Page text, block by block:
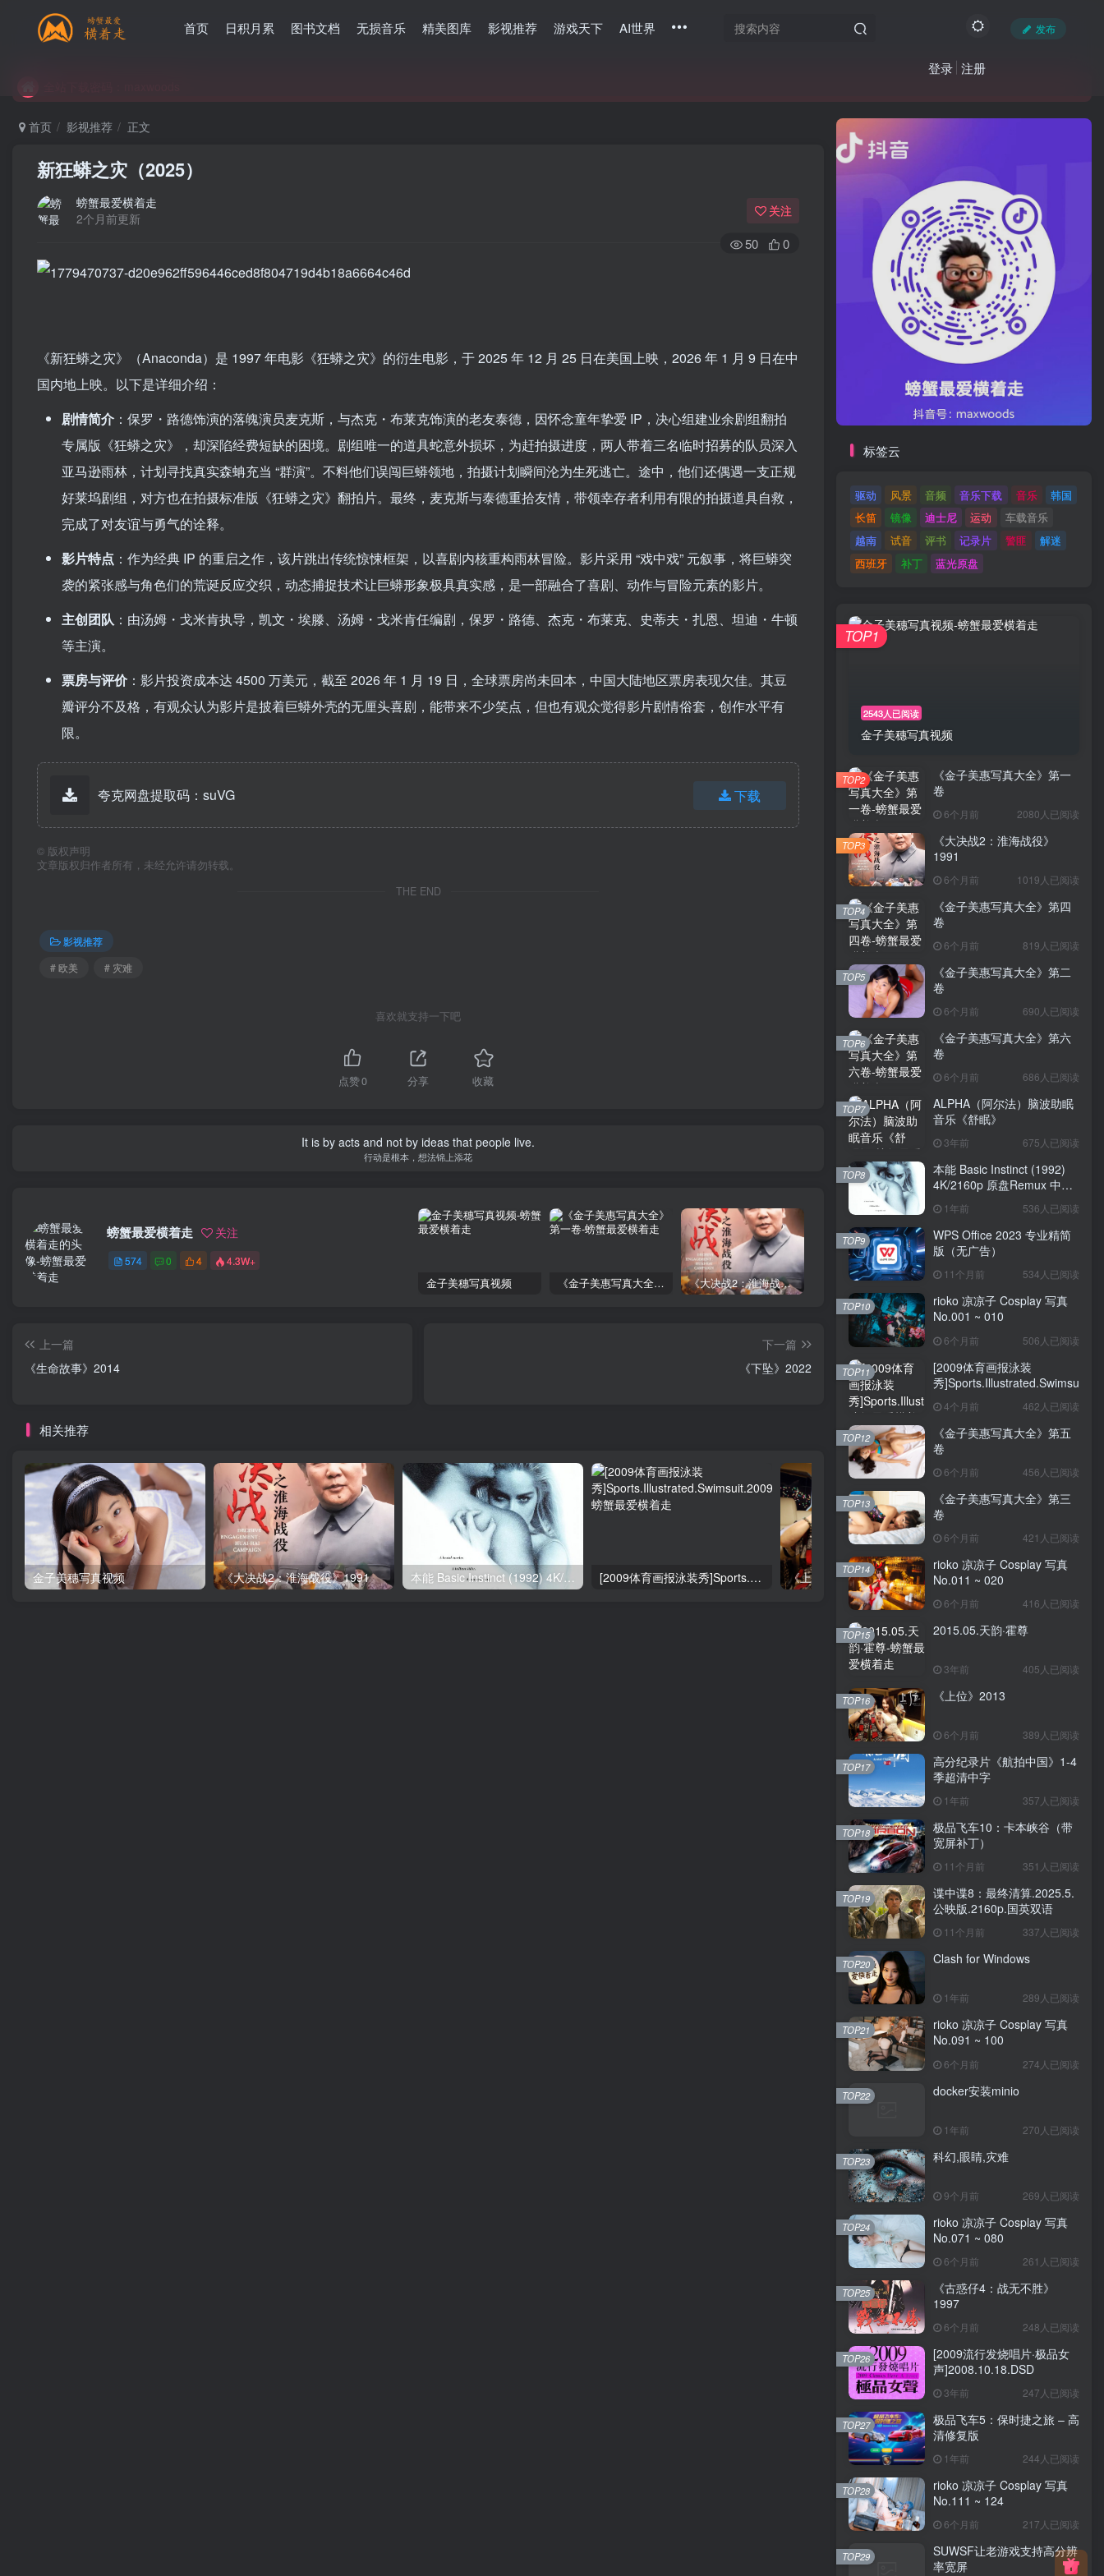
首页 日积月累 图书文档 无损音乐 精美图库 影视推荐 游戏天下 AI世界 发布
登录 注册
全站下载密码：maxwoods
首页 影视推荐 正文
新狂蟒之灾（2025）
螃蟹最爱横着走
2个月前更新
关注
50 0
《新狂蟒之灾》（Anaconda）是 1997 年电影《狂蟒之灾》的衍生电影，于 2025 年 12 月 25 日在美国上映，2026 年 1 月 9 日在中
国内地上映。以下是详细介绍：
剧情简介 ：保罗・路德饰演的落魄演员麦克斯，与杰克・布莱克饰演的老友泰德，因怀念童年挚爱 IP，决心组建业余剧组翻拍
专属版《狂蟒之灾》，却深陷经费短缺的困境。剧组唯一的道具蛇意外损坏，为赶拍摄进度，两人带着三名临时招募的队员深入
亚马逊雨林，计划寻找真实森蚺充当 “群演”。不料他们误闯巨蟒领地，拍摄计划瞬间沦为生死逃亡。途中，他们还偶遇一支正规
好莱坞剧组，对方也在拍摄标准版《狂蟒之灾》翻拍片。最终，麦克斯与泰德重拾友情，带领幸存者利用有限的拍摄道具自救，
完成了对友谊与勇气的诠释。
影片特点 ：作为经典 IP 的重启之作，该片跳出传统惊悚框架，以喜剧内核重构雨林冒险。影片采用 “戏中戏” 元叙事，将巨蟒突
袭的紧张感与角色们的荒诞反应交织，动态捕捉技术让巨蟒形象极具真实感，是一部融合了喜剧、动作与冒险元素的影片。
主创团队 ：由汤姆・戈米肯执导，凯文・埃滕、汤姆・戈米肯任编剧，保罗・路德、杰克・布莱克、史蒂夫・扎恩、坦迪・牛顿
等主演。
票房与评价：影片投资成本达 4500 万美元，截至 2026 年 1 月 19 日，全球票房尚未回本，中国大陆地区票房表现欠佳。其豆
瓣评分不及格，有观众认为影片是披着巨蟒外壳的无厘头喜剧，能带来不少笑点，但也有观众觉得影片剧情俗套，创作水平有
限。
夸克网盘提取码：suVG 下载
© 版权声明
文章版权归作者所有，未经允许请勿转载。
THE END
影视推荐
# 欧美
# 灾难
喜欢就支持一下吧
点赞0 分享 收藏
pencil and a dream can take you anywhere.
拿起笔，写下你的梦想，你的人生就从此刻起航
螃蟹最爱横着走 关注
574 0 4 4.3W+
金子美穗写真视频 《金子美惠写真大全》第一卷 《大决战2：淮海战役》1991 《金子美惠写真大全》第四卷 《金子美惠写真大全》第二卷
上一篇
《生命故事》2014
下一篇
《下坠》2022
相关推荐
金子美穗写真视频 《大决战2：淮海战役》1991 本能 Basic Instinct (1992) 4K/2160p 原盘Remux 中文字幕 [2009体育画报泳装秀]Sports.Illustrated.Swimsuit.2009 《上位》2013
标签云
驱动 风景 音频 音乐下载 音乐
韩国
长笛
镜像 迪士尼 运动
车载音乐
越南
试音 评书 记录片 警匪
解迷
西班牙
补丁 蓝光原盘
2543人已阅读
金子美穗写真视频
TOP1
《金子美惠写真大全》第一
卷
6个月前 2080人已阅读
TOP2
《大决战2：淮海战役》
1991
6个月前 1019人已阅读
TOP3
《金子美惠写真大全》第四
卷
6个月前 819人已阅读
TOP4
《金子美惠写真大全》第二
卷
6个月前 690人已阅读
TOP5
《金子美惠写真大全》第六
卷
6个月前 686人已阅读
TOP6
ALPHA（阿尔法）脑波助眠
音乐《舒眠》
3年前 675人已阅读
TOP7
本能 Basic Instinct (1992)
4K/2160p 原盘Remux 中文
字幕1年前 536人已阅读
TOP8
WPS Office 2023 专业精简
版（无广告）
11个月前 534人已阅读
TOP9
rioko 凉凉子 Cosplay 写真
No.001 ~ 010
6个月前 506人已阅读
TOP10
[2009体育画报泳装
秀
4个月前 462人已阅读
TOP11
《金子美惠写真大全》第五
卷
6个月前 456人已阅读
TOP12
《金子美惠写真大全》第三
卷
6个月前 421人已阅读
TOP13
rioko 凉凉子 Cosplay 写真
No.011 ~ 020
6个月前 416人已阅读
TOP14
2015.05.天韵·霍尊
3年前 405人已阅读
TOP15
《上位》2013
6个月前 389人已阅读
TOP16
高分纪录片《航拍中国》1-4
季超清中字
1年前 357人已阅读
TOP17
极品飞车10：卡本峡谷（带
宽屏补丁）
11个月前 351人已阅读
TOP18
谍中谍8：最终清算.2025.5.
公映版.2160p.国英双语
11个月前 337人已阅读
TOP19
Clash for Windows
1年前 289人已阅读
TOP20
rioko 凉凉子 Cosplay 写真
No.091 ~ 100
6个月前 274人已阅读
TOP21
docker安装minio
1年前 270人已阅读
TOP22
科幻,眼睛,灾难
9个月前 269人已阅读
TOP23
rioko 凉凉子 Cosplay 写真
No.071 ~ 080
6个月前 261人已阅读
TOP24
《古惑仔4：战无不胜》
1997
6个月前 248人已阅读
TOP25
[2009流行发烧唱片·极品女
声]2008.10.18.DSD
3年前 247人已阅读
TOP26
极品飞车5：保时捷之旅 – 高
清修复版
1年前 244人已阅读
TOP27
rioko 凉凉子 Cosplay 写真
No.111 ~ 124
6个月前 217人已阅读
TOP28
SUWSF让老游戏支持高分辨
率宽屏
TOP29